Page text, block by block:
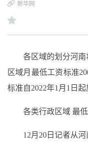
新华网
各区域的划分河
区域月最低工资标准
标准自2022年1月1日起
各类行政区域 最
12月20日记者从